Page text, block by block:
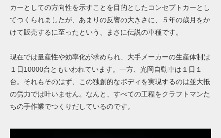
カーとしての方向性を示すことを目的としたコンセプトカーとし
てつくられましたが、あまりの反響の大きさに、５年の歳月をか
けて販売するに至ったという、まさに伝説の車種です。
現在では量産性や効率化が求められ、大手メーカーの生産体制は
１日10000台ともいわれています。一方、光岡自動車は１日１
台。それもそのはず、この独創的なボディを実現するのは並大抵
の労力では叶いません。なんと、すべての工程をクラフトマンた
ちの手作業でつくりだしているのです。